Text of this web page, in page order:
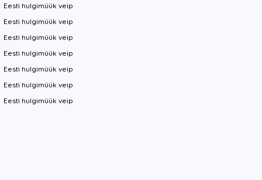
Eesti hulgimüük veip
Eesti hulgimüük veip
Eesti hulgimüük veip
Eesti hulgimüük veip
Eesti hulgimüük veip
Eesti hulgimüük veip
Eesti hulgimüük veip